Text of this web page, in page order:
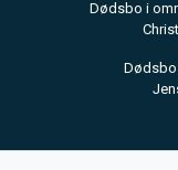
Dødsbo i
Dødsbo